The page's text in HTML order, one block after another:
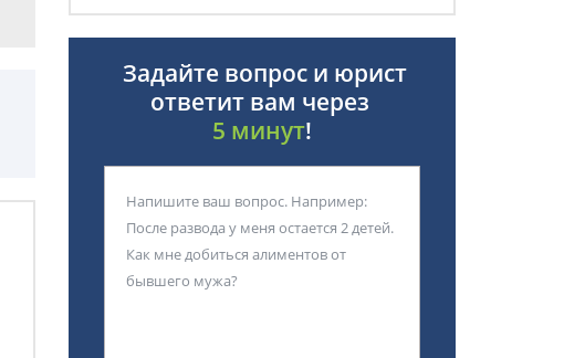
Задайте вопрос и юрист
ответит вам через
5 минут!